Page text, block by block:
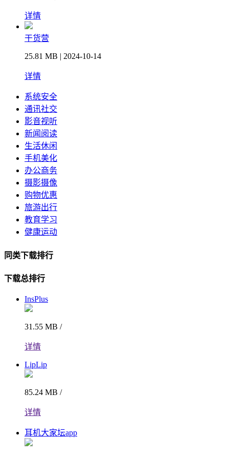
详情
干货营
25.81 MB | 2024-10-14
详情
系统安全
通讯社交
影音视听
新闻阅读
生活休闲
手机美化
办公商务
摄影摄像
购物优惠
旅游出行
教育学习
健康运动
同类下载排行
下载总排行
InsPlus
31.55 MB /
详情
LipLip
85.24 MB /
详情
耳机大家坛app